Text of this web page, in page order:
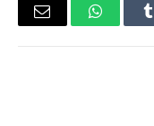
Tumblr واتسابالبريد